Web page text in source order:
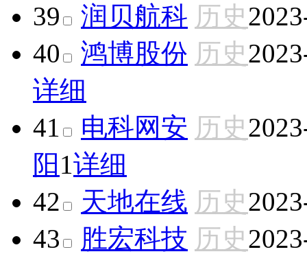
39
润贝航科 历史
40
鸿博股份 历史
详细
41
电科网安 历史
阳 1详细
42
天地在线 历史
43
胜宏科技 历史